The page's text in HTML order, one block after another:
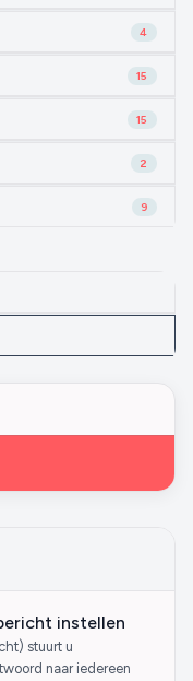
4
15
15
2
9
instellen
stuurt u
naar iedereen